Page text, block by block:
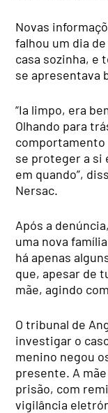
Novas
falhou um dia
casa sozinha, e
se apresentava
“Ia limpo, era
Olhando para
comportamento
se proteger a si
em quando”,
Nersac.
Após a
uma nova
há apenas
que, apesar de
mãe, agindo
O tribunal de
investigar o
menino negou
presente. A
prisão, com
vigilância